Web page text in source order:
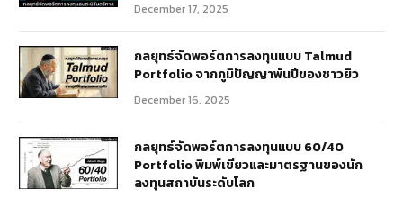
December 17, 2025
กลยุทธ์จัดพอร์ตการลงทุนแบบ Talmud
Portfolio จากภูมิปัญญาพันปีของชาวยิว
December 16, 2025
กลยุทธ์จัดพอร์ตการลงทุนแบบ 60/40
Portfolio พิมพ์เขียวและมาตรฐานของนัก
ลงทุนสถาบันระดับโลก